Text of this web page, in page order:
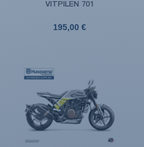
VITPILEN 701
195,00 €